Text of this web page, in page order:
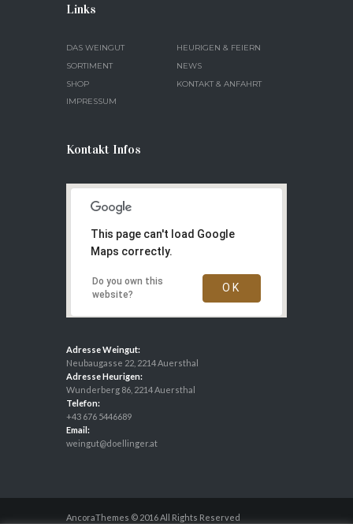
Links
DAS WEINGUT
HEURIGEN & FEIERN
SORTIMENT
NEWS
SHOP
KONTAKT & ANFAHRT
IMPRESSUM
Kontakt Infos
This page can't load Google
Maps correctly.
Do you own this
website?
OK
Adresse Weingut:
Neubaugasse 22, 2214 Auersthal
Adresse Heurigen:
Wunderberg 86, 2214 Auersthal
Telefon:
+43 676 5446689
Email:
weingut@doellinger.at
AncoraThemes © 2016 All Rights Reserved